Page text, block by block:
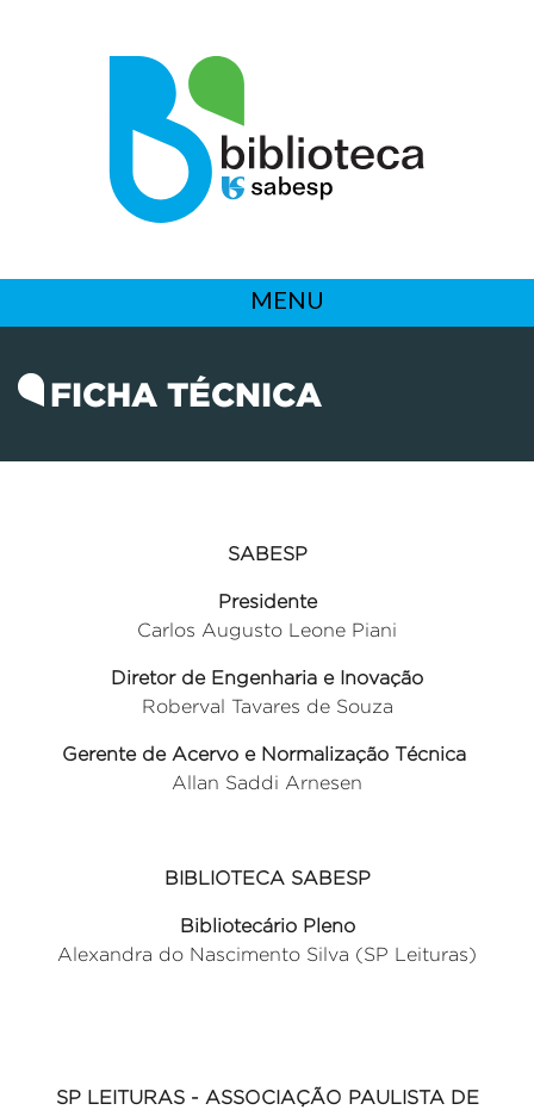
MENU
FICHA TÉCNICA
SABESP
Presidente
Carlos Augusto Leone Piani
Diretor deEngenharia e Inovação
Roberval Tavares de Souza
Gerente de Acervo e Normalização Técnica
Allan Saddi Arnesen
BIBLIOTECA SABESP
Bibliotecário Pleno
Alexandra do Nascimento Silva (SP Leituras)
SP LEITURAS - ASSOCIAÇÃO PAULISTA DE